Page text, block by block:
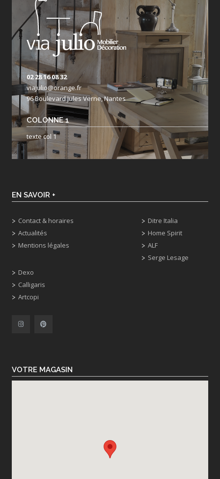
02 28 16 08 32
viajulio@orange.fr
96 Boulevard Jules Verne, Nantes
COLONNE 1
texte col 1
EN SAVOIR +
Contact & horaires
Actualités
Mentions légales
Dexo
Calligaris
Artcopi
Ditre Italia
Home Spirit
ALF
Serge Lesage
VOTRE MAGASIN